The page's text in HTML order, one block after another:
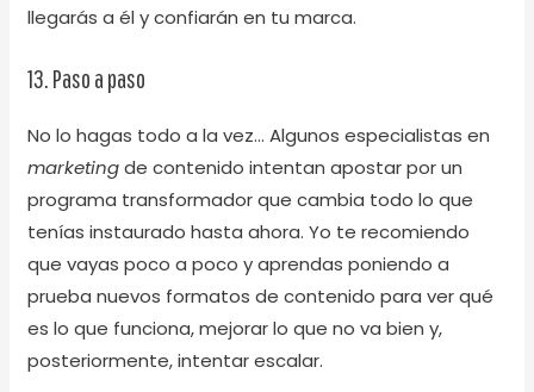
llegarás a él y confiarán en tu marca.
13. Paso a paso
No lo hagas todo a la vez… Algunos especialistas en
marketingde contenido intentan apostar por un
programa transformador que cambia todo lo que
tenías instaurado hasta ahora. Yo te recomiendo
que vayas poco a poco y aprendas poniendo a
prueba nuevos formatos de contenido para ver qué
es lo que funciona, mejorar lo que no va bien y,
posteriormente, intentar escalar.